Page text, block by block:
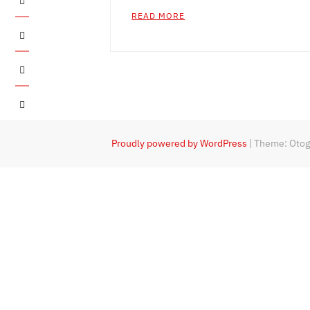
Twitter
Instagram
YouTube
READ MORE
Proudly powered by WordPress |Theme: